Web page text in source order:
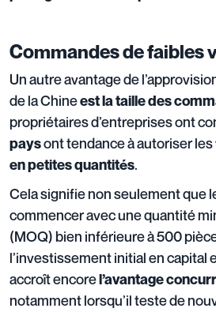
Commandes de faibles
Un autre avantage de
de la Chineest la taille des
propriétaires d’entreprises ont
paysont tendance à autoriser
en petites quantités.
Cela signifie non seulement que
commencer avec une quantité
(MOQ) bien inférieure à 500
l’investissement initial en capital
accroît encorel’avantage
notamment lorsqu’il teste de